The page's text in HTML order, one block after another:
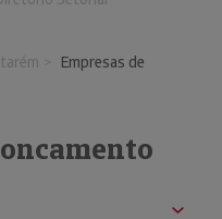
Empresas de